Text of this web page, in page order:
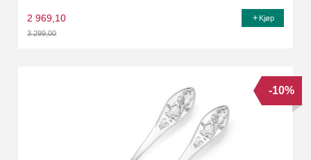
2 969,10
3 299,00
Kjøp
-10%